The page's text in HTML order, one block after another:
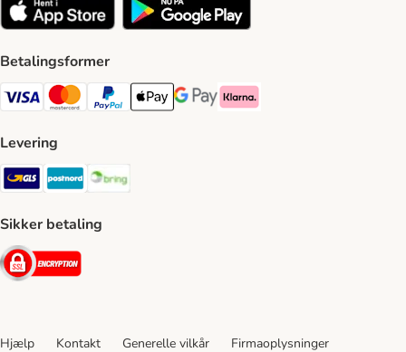
Betalingsformer
VISA Payment Method
Mastercard Payment Method
Paypal Payment Method
Apple Pay Payment Method
Google Pay Payment Method
Klarna Payment Method
Levering
GLS Shipping Method
Postnord Shipping Method
Sikker betaling
Security
Hjælp Kontakt Generelle vilkår Firmaoplysninger